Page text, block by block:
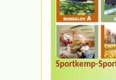
Sportkemp-